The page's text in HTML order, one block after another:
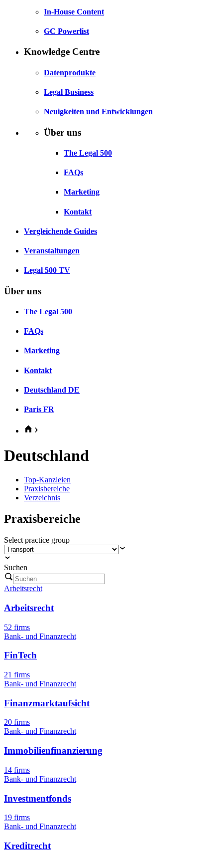
In-House Content
GC Powerlist
Knowledge Centre
Datenprodukte
Legal Business
Neuigkeiten und Entwicklungen
Über uns
The Legal 500
FAQs
Marketing
Kontakt
Vergleichende Guides
Veranstaltungen
Legal 500 TV
Über uns
The Legal 500
FAQs
Marketing
Kontakt
Deutschland DE
Paris FR
Deutschland
Top-Kanzleien
Praxisbereiche
Verzeichnis
Praxisbereiche
Select practice group
Suchen
Arbeitsrecht
Arbeitsrecht
52 firms
Bank- und Finanzrecht
FinTech
21 firms
Bank- und Finanzrecht
Finanzmarktaufsicht
20 firms
Bank- und Finanzrecht
Immobilienfinanzierung
14 firms
Bank- und Finanzrecht
Investmentfonds
19 firms
Bank- und Finanzrecht
Kreditrecht